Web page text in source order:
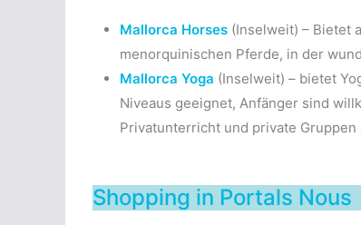
Mallorca Horses (Inselweit) – Bietet
menorquinischen Pferde, in der
Mallorca Yoga (Inselweit) – bietet
Niveaus geeignet, Anfänger sind
Privatunterricht und private
Shopping in Portals Nous